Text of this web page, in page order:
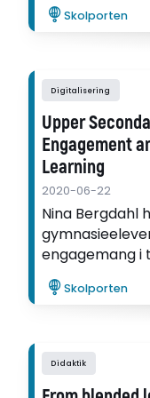
Skolporten
Digitalisering
Upper
Engagement
Learning
2020-06-22
Nina Bergdahl
engagemang i
Skolporten
Didaktik